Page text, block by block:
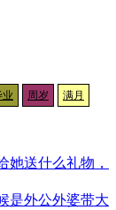
业 周岁 满月
她送什么礼物，
是外公外婆带大